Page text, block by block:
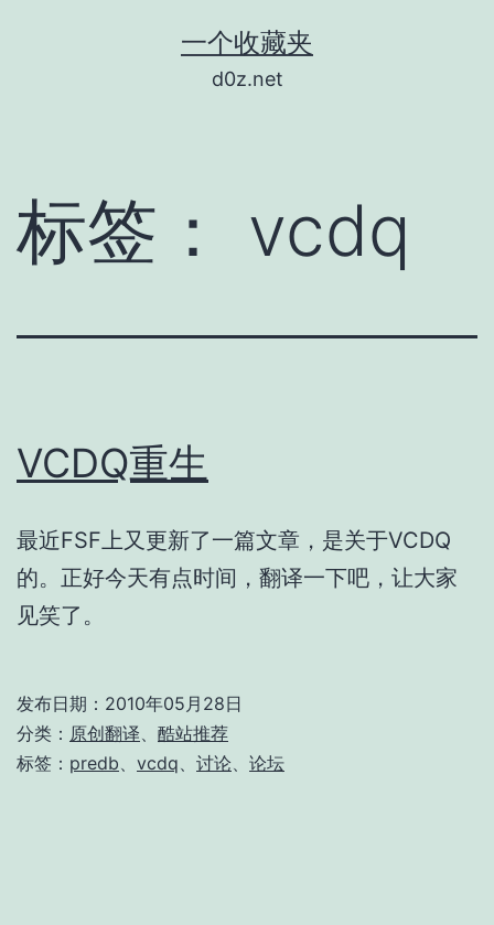
一个收藏夹
d0z.net
标签： vcdq
VCDQ重生
最近FSF上又更新了一篇文章，是关于VCDQ
的。正好今天有点时间，翻译一下吧，让大家
见笑了。
发布日期： 2010年05月28日
分类： 原创翻译
酷站推荐
标签： predb vcdq 讨论 论坛